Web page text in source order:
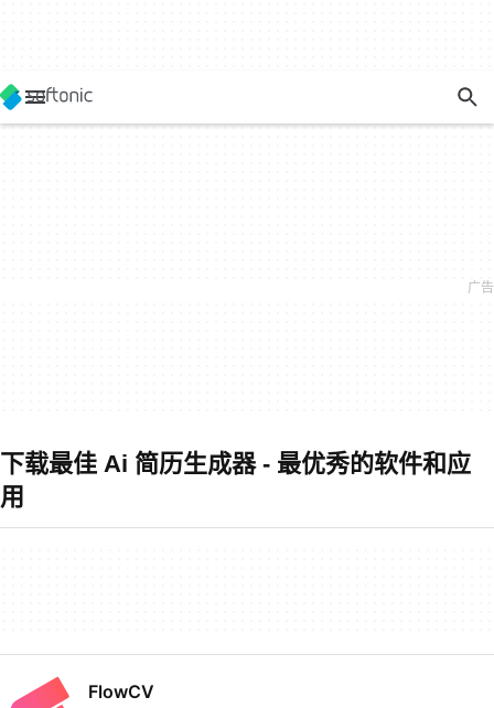
下载最佳 Ai 简历生成器 - 最优秀的软件和应
用
FlowCV